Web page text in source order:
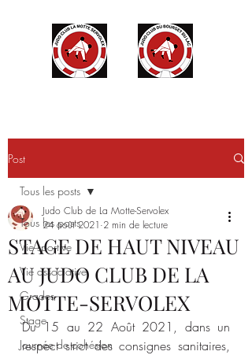
Post
Tous les posts
Vie sportive
Vie associative
Grades
Stage
Journée de cohésion
Tous les posts
STAGE DE HAUT NIVEAU
AU JUDO CLUB DE LA
MOTTE-SERVOLEX
Judo Club de La Motte-Servolex
24 août 2021 2 min de lecture
Du 15 au 22 Août 2021, dans un
respect strict des consignes sanitaires,